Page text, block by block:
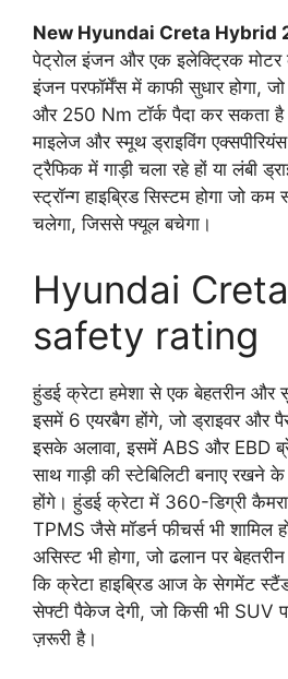
New Hyundai Creta Hybrid
पेट्रोल इंजन और एक इलेक्ट्रिक
इंजन परफॉर्मेंस में काफी सुधार होगा,
और 250 Nm टॉर्क पैदा कर सकता
माइलेज और स्मूथ ड्राइविंग
ट्रैफिक में गाड़ी चला रहे हों या लंबी
स्ट्रॉन्ग हाइब्रिड सिस्टम होगा जो कम
चलेगा, जिससे फ्यूल बचेगा।
Hyundai
safety rating
हुंडई क्रेटा हमेशा से एक बेहतरीन और
इसमें 6 एयरबैग होंगे, जो ड्राइवर और
इसके अलावा, इसमें ABS और EBD
साथ गाड़ी की स्टेबिलिटी बनाए रखने
होंगे। हुंडई क्रेटा में 360-डिग्री
TPMS जैसे मॉडर्न फीचर्स भी शामिल
असिस्ट भी होगा, जो ढलान पर
कि क्रेटा हाइब्रिड आज के सेगमेंट
सेफ्टी पैकेज देगी, जो किसी भी SUV
ज़रूरी है।